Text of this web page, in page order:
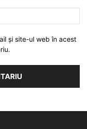
și site-ul web în acest